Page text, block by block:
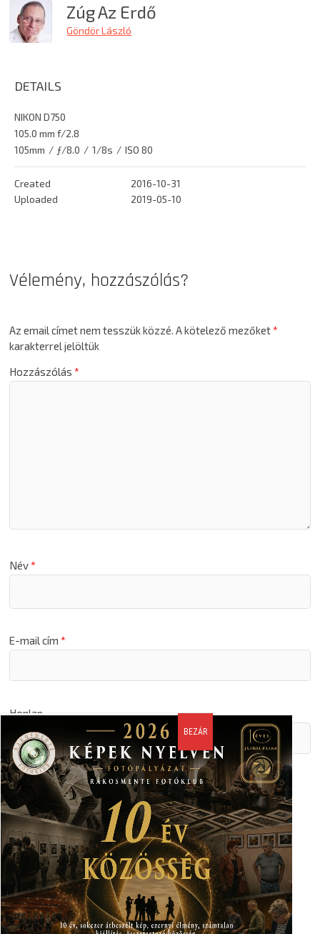
Zúg Az Erdő
Göndör László
DETAILS
NIKON D750
105.0 mm f/2.8
105mm / ƒ/8.0 / 1/8s / ISO 80
Created
2016-10-31
Uploaded
2019-05-10
Vélemény, hozzászólás?
Az email címet nem tesszük közzé. A kötelező mezőket*
karakterrel jelöltük
Hozzászólás*
Név*
E-mail cím*
Honlap
A nevem, email címem, és weboldalcímem mentése a
böngészőben a következő hozzászólásomhoz.